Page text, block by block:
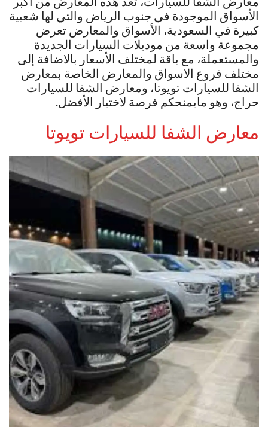
الأسواق الموجودة في جنوب الرياض والتي لها شعبية
كبيرة في السعودية، الأسواق والمعارض تعرض
مجموعة واسعة من موديلات السيارات الجديدة
والمستعملة، مع باقة لمختلف الأسعار بالاضافة إلى
مختلف فروع الاسواق والمعارض الخاصة بمعارض
الشفا للسيارات تويوتا، ومعارض الشفا للسيارات
حراج، وهو مايمنحكم فرصة لاختيار الأفضل.
معارض الشفا للسيارات تويوتا